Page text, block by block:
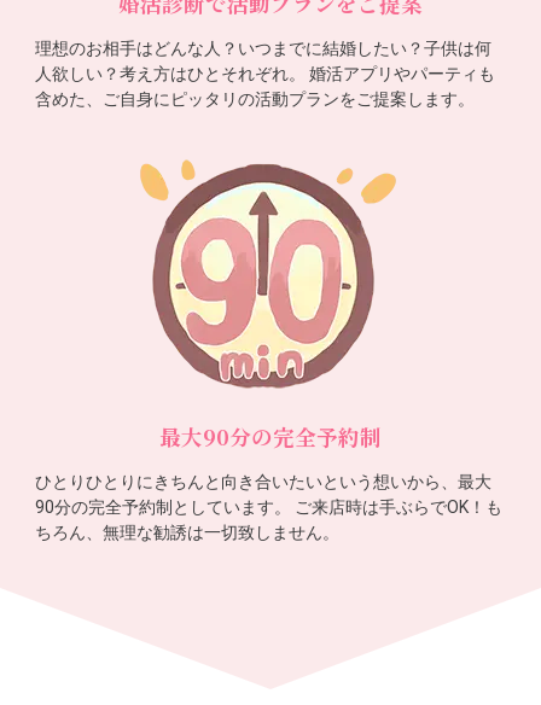
理想のお相手はどんな人？いつまでに結婚したい？子供は何
人欲しい？考え方はひとそれぞれ。 婚活アプリやパーティも
含めた、ご自身にピッタリの活動プランをご提案します。
最大90分の完全予約制
ひとりひとりにきちんと向き合いたいという想いから、最大
90分の完全予約制としています。 ご来店時は手ぶらでOK！も
ちろん、無理な勧誘は一切致しません。